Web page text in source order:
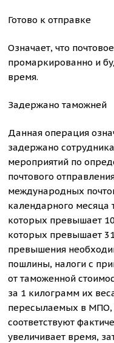
Готово к отправке
Означает, что
промаркированно и
время.
Задержано таможней
Данная операция
задержано
мероприятий по
почтового
международных
календарного месяца
которых превышает
которых превышает
превышения
пошлины, налоги с
от таможенной
за 1 килограмм их
пересылаемых в МПО,
соответствуют
увеличивает время,